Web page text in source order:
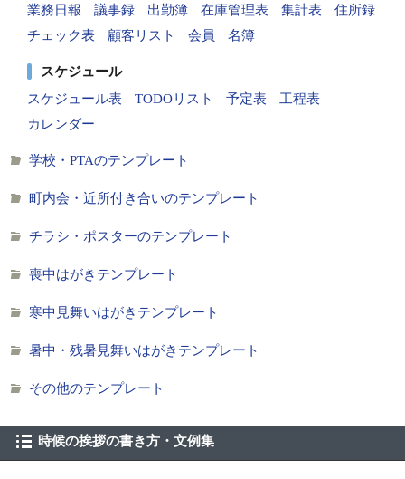
業務日報
議事録 出勤簿 在庫管理表 集計表
住所録
チェック表
顧客リスト 会員 名簿
スケジュール
スケジュール表
TODOリスト 予定表
工程表
カレンダー
学校・PTAのテンプレート
町内会・近所付き合いのテンプレート
チラシ・ポスターのテンプレート
喪中はがきテンプレート
寒中見舞いはがきテンプレート
暑中・残暑見舞いはがきテンプレート
その他のテンプレート
時候の挨拶の書き方・文例集